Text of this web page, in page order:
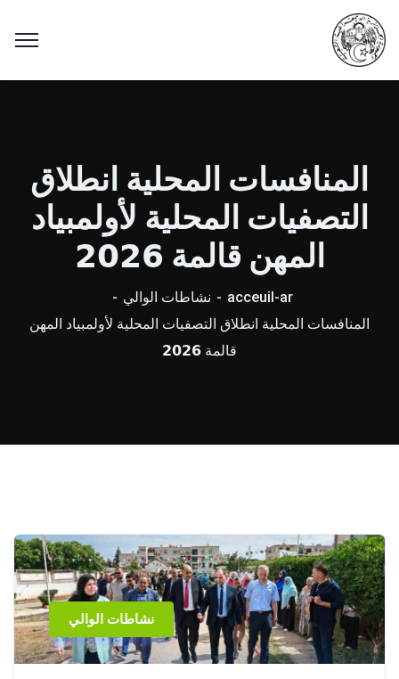
المنافسات المحلية انطلاق
التصفيات المحلية لأولمبياد
المهن قالمة 𝟮𝟬𝟮𝟲
acceuil-ar
نشاطات الوالي
المنافسات المحلية انطلاق التصفيات المحلية لأولمبياد المهن
قالمة 𝟮𝟬𝟮𝟲
نشاطات الوالي